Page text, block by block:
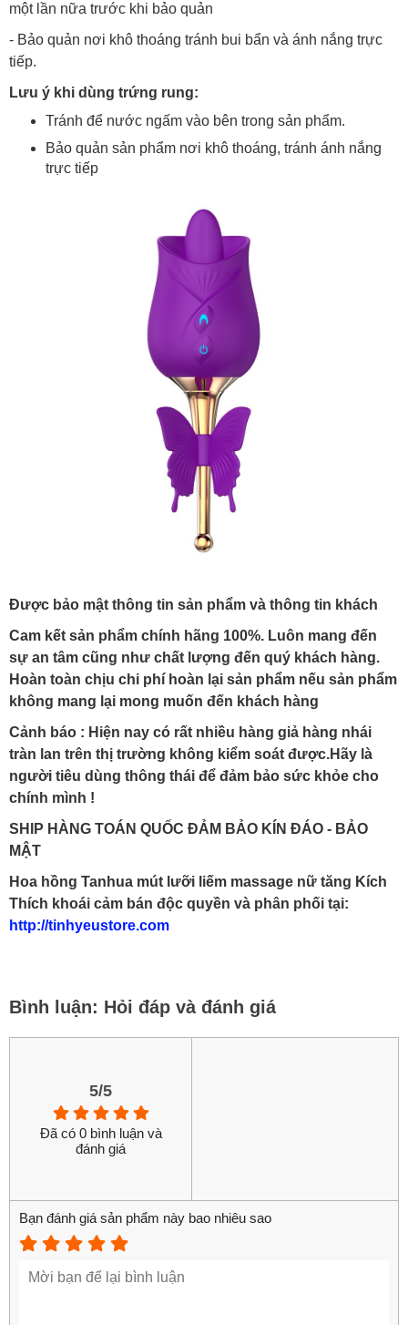
một lần nữa trước khi bảo quản
- Bảo quản nơi khô thoáng tránh bui bẩn và ánh nắng trực
tiếp.
Lưu ý khi dùng trứng rung:
Tránh để nước ngấm vào bên trong sản phẩm.
Bảo quản sản phẩm nơi khô thoáng, tránh ánh nắng
trực tiếp
Được bảo mật thông tin sản phẩm và thông tin khách
Cam kết sản phẩm chính hãng 100%. Luôn mang đến
sự an tâm cũng như chất lượng đến quý khách hàng.
Hoàn toàn chịu chi phí hoàn lại sản phẩm nếu sản phẩm
không mang lại mong muốn đến khách hàng
Cảnh báo : Hiện nay có rất nhiều hàng giả hàng nhái
tràn lan trên thị trường không kiểm soát được.Hãy là
người tiêu dùng thông thái để đảm bảo sức khỏe cho
chính mình !
SHIP HÀNG TOÁN QUỐC ĐẢM BẢO KÍN ĐÁO - BẢO
MẬT
Hoa hồng Tanhua mút lưỡi liếm massage nữ tăng Kích
Thích khoái cảm bán độc quyền và phân phối tại:
http://tinhyeustore.com
Bình luận: Hỏi đáp và đánh giá
5/5
Đã có 0 bình luận và
đánh giá
Bạn đánh giá sản phẩm này bao nhiêu sao